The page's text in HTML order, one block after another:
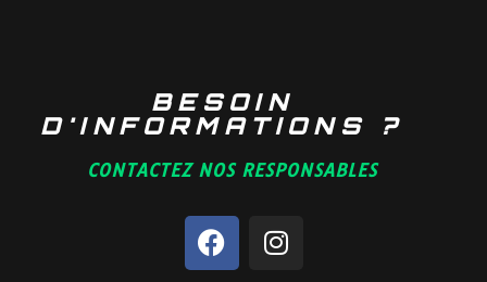
BESOIN
D'INFORMATIONS ?
CONTACTEZ NOS RESPONSABLES